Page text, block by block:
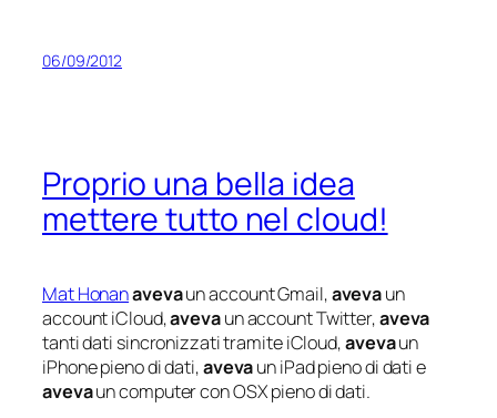
06/09/2012
Proprio una bella idea
mettere tutto nel cloud!
Mat Honanavevaun account Gmail,avevaun
account iCloud,avevaun account Twitter,aveva
tanti dati sincronizzati tramite iCloud,avevaun
iPhone pieno di dati,avevaun iPad pieno di dati e
avevaun computer con OSX pieno di dati.